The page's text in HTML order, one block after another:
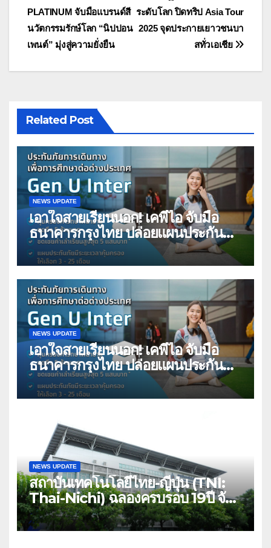
ระดับโลก ปิดทริป Asia Tour
2025 จุดประกายเยาวชนบา
สทั่วเอเชีย
PLATINUM จับมือแบรนด์สี
นวัตกรรมรักษ์โลก “นิปปอน
เพนต์” มุ่งสู่ความยั่งยืน
Related Post
NEWS UPDATE
เอาใจสายเรียนนอก! เคพีไอ จับมือ
ธนาคารกรุงไทย ปล่อยแผนประกัน
“GEN U INTER” ยกระดับความ
คุ้มครองค่ารักษาเจ็บป่วย-อุบัติเหตุ
สูงสุด 5 ล้าน มีแผนประกันเลือกได้ 3-
25 เดือน
NEWS UPDATE
เอาใจสายเรียนนอก! เคพีไอ จับมือ
ธนาคารกรุงไทย ปล่อยแผนประกัน
“GEN U INTER” ยกระดับความ
คุ้มครองค่ารักษาเจ็บป่วย-อุบัติเหตุ
25 เดือน
NEWS UPDATE
สถาบันเทคโนโลยีไทย-ญี่ปุ่น (TNI:
Thai-Nichi) ฉลองครบรอบ 19ปี จัด
งาน “TNI Day 2026” ประกาศ
ความเป็นผู้นำด้านสถาบันการศึกษา ที่